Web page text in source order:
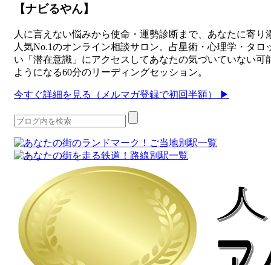
【ナビるやん】
人に言えない悩みから使命・運勢診断まで、あなたに寄り
人気No.1のオンライン相談サロン。占星術・心理学・タ
い「潜在意識」にアクセスしてあなたの気づいていない
ようになる60分のリーディングセッション。
今すぐ詳細を見る（メルマガ登録で初回半額） ▶